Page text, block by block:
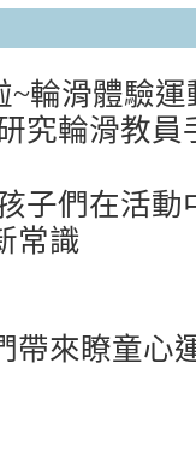
~輪滑體驗運
究輪滑教員
子們在活動
常識
帶來瞭童心